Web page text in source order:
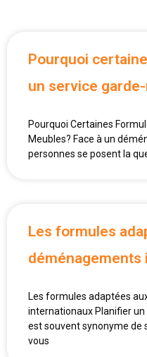
Pourquoi
un service
Pourquoi Certaines
Meubles? Face à un
personnes se posent la
Les formules
déménagements
Les formules adaptées
internationaux Planifier
est souvent synonyme de
vous